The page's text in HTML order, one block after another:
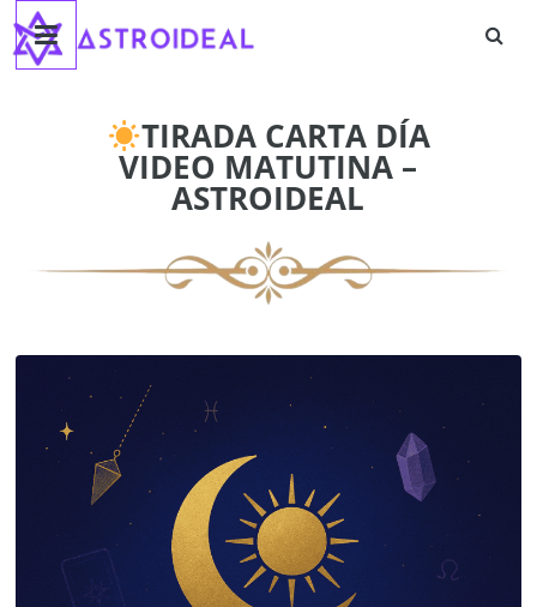
Saltar
contenido
Astroideal
TIRADA CARTA DÍA
VIDEO MATUTINA –
ASTROIDEAL